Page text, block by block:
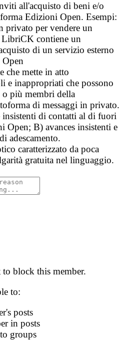
all'acquisto di beni e/o
Edizioni Open. Esempi:
privato per vendere un
contiene un
di un servizio esterno
che mette in atto
e inappropriati che possono
o più membri della
di messaggi in privato.
di contatti al di fuori
Open; B) avances insistenti e
adescamento.
caratterizzato da poca
gratuita nel linguaggio.
block this member.
to:
posts
in posts
groups